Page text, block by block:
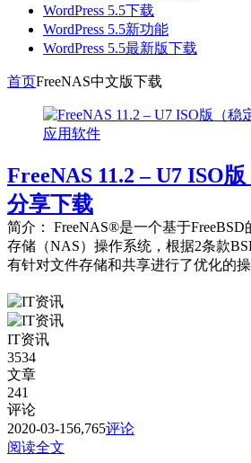
WordPress 5.5下载
WordPress 5.5新功能
WordPress 5.5最新版下载
首页FreeNAS中文版下载
应用软件
FreeNAS 11.2 – U7 ISO版
分享下载
简介： FreeNAS®是一个基于
存储（NAS）操作系统，根据2条款
有针对文件存储和共享进行了优化的
IT资讯
3534
文章
241
评论
2020-03-156,765评论
阅读全文